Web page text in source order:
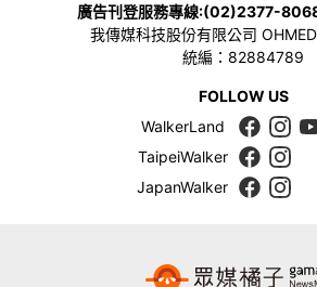
廣告刊登服務專線:(02)2377-
我傳媒科技股份有限公司
統編：82884789
FOLLOW US
WalkerLand
TaipeiWalker
JapanWalker